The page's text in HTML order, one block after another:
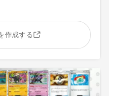
作成する